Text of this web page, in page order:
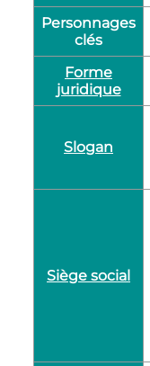
Personnages
clés
Forme
juridique
Slogan
Siège social